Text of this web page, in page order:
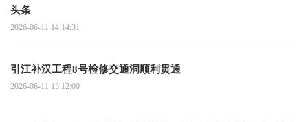
头条
2026-06-11 14:14:31
引江补汉工程8号检修交通洞顺利贯通
2026-06-11 13:12:00